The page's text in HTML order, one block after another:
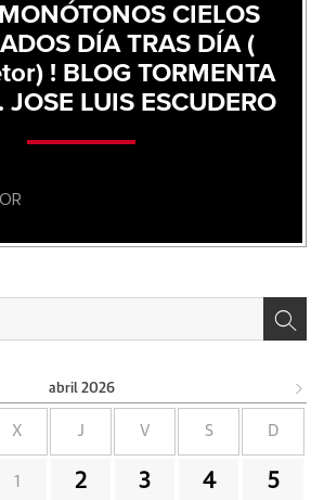
CIELOS
DÍA TRAS DÍA (
! BLOG TORMENTA
JOSE LUIS ESCUDERO
abril 2026
X J V S D
1 2 3 4 5